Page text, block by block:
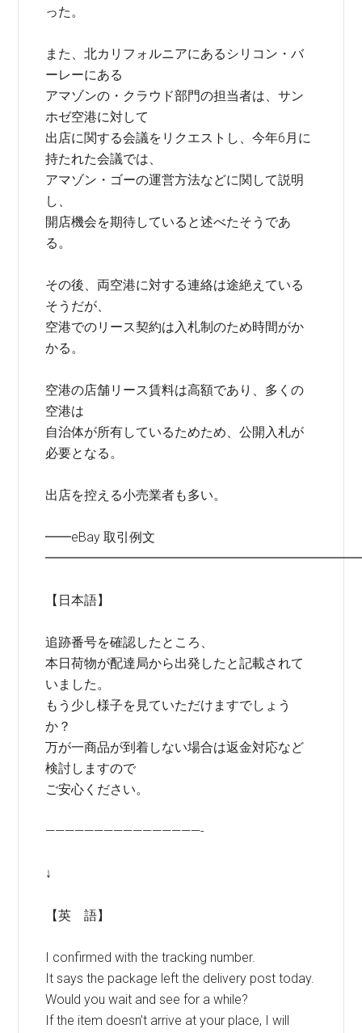
った。
また、北カリフォルニアにあるシリコン・バ
ーレーにある
アマゾンの・クラウド部門の担当者は、サン
ホゼ空港に対して
出店に関する会議をリクエストし、今年6月に
持たれた会議では、
アマゾン・ゴーの運営方法などに関して説明
し、
開店機会を期待していると述べたそうであ
る。
その後、両空港に対する連絡は途絶えている
そうだが、
空港でのリース契約は入札制のため時間がか
かる。
空港の店舗リース賃料は高額であり、多くの
空港は
自治体が所有しているためため、公開入札が
必要となる。
出店を控える小売業者も多い。
━━eBay 取引例文
【日本語】
追跡番号を確認したところ、
本日荷物が配達局から出発したと記載されて
いました。
もう少し様子を見ていただけますでしょう
か？
万が一商品が到着しない場合は返金対応など
検討しますので
ご安心ください。
————————————————-
↓
【英 語】
I confirmed with the tracking number.
It says the package left the delivery post today.
Would you wait and see for a while?
If the item doesn’t arrive at your place, I will